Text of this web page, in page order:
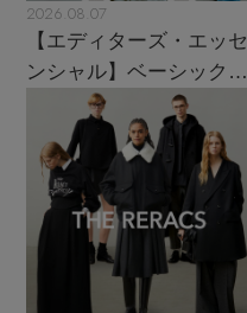
2026.08.07
【エディターズ・エッセ
ンシャル】ベーシックと
トレンドが交差する16の